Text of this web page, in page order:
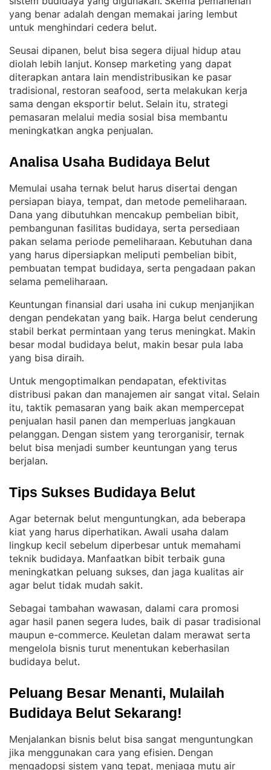
yang benar adalah dengan memakai jaring lembut
untuk menghindari cedera belut.
Seusai dipanen, belut bisa segera dijual hidup atau
diolah lebih lanjut. Konsep marketing yang dapat
diterapkan antara lain mendistribusikan ke pasar
tradisional, restoran seafood, serta melakukan kerja
sama dengan eksportir belut. Selain itu, strategi
pemasaran melalui media sosial bisa membantu
meningkatkan angka penjualan.
Analisa Usaha Budidaya Belut
Memulai usaha ternak belut harus disertai dengan
persiapan biaya, tempat, dan metode pemeliharaan
Dana yang dibutuhkan mencakup pembelian bibit,
pembangunan fasilitas budidaya, serta persediaan
pakan selama periode pemeliharaan. Kebutuhan dana
yang harus dipersiapkan meliputi pembelian bibit,
pembuatan tempat budidaya, serta pengadaan pakan
selama pemeliharaan.
Keuntungan finansial dari usaha ini cukup menjanjikan
dengan pendekatan yang baik. Harga belut cenderung
stabil berkat permintaan yang terus meningkat. Makin
besar modal budidaya belut, makin besar pula laba
yang bisa diraih.
Untuk mengoptimalkan pendapatan, efektivitas
distribusi pakan dan manajemen air sangat vital. Selain
itu, taktik pemasaran yang baik akan mempercepat
penjualan hasil panen dan memperluas jangkauan
pelanggan. Dengan sistem yang terorganisir, ternak
belut bisa menjadi sumber keuntungan yang terus
berjalan.
Tips Sukses Budidaya Belut
Agar beternak belut menguntungkan, ada beberapa
kiat yang harus diperhatikan. Awali usaha dalam
lingkup kecil sebelum diperbesar untuk memahami
teknik budidaya. Manfaatkan bibit terbaik guna
meningkatkan peluang sukses, dan jaga kualitas air
agar belut tidak mudah sakit.
Sebagai tambahan wawasan, dalami cara promosi
agar hasil panen segera ludes, baik di pasar tradisional
maupun e-commerce. Keuletan dalam merawat serta
mengelola bisnis turut menentukan keberhasilan
budidaya belut.
Peluang Besar Menanti, Mulailah
Budidaya Belut Sekarang!
Menjalankan bisnis belut bisa sangat menguntungkan
jika menggunakan cara yang efisien. Dengan
mengadopsi sistem yang tepat, menjaga mutu air